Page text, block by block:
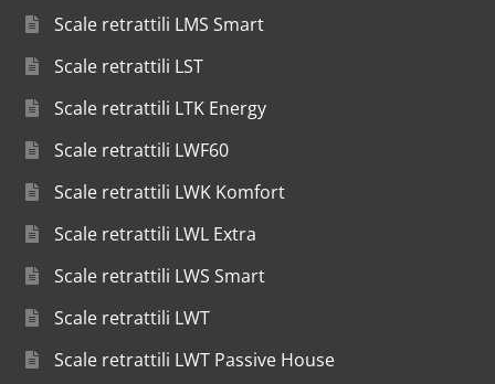
Scale retrattili LMS Smart
Scale retrattili LST
Scale retrattili LTK Energy
Scale retrattili LWF60
Scale retrattili LWK Komfort
Scale retrattili LWL Extra
Scale retrattili LWS Smart
Scale retrattili LWT
Scale retrattili LWT Passive House